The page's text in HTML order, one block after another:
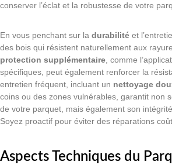
conserver l’éclat et la robustesse de votre
En vous penchant sur la durabilité et
des bois qui résistent naturellement aux
protection supplémentaire, comme
spécifiques, peut également renforcer la
entretien fréquent, incluant un nettoyage
coins ou des zones vulnérables, garantit non
de votre parquet, mais également son
Soyez proactif pour éviter des réparations
Aspects Techniques du